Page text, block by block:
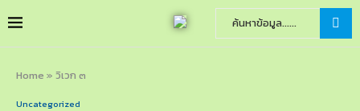
Home » วิเวก ๓
Uncategorized